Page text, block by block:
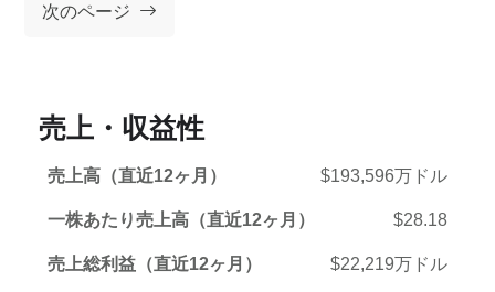
次のページ
売上・収益性
売上高（直近12ヶ月） $193,596万ドル
一株あたり売上高（直近12ヶ月） $28.18
売上総利益（直近12ヶ月） $22,219万ドル